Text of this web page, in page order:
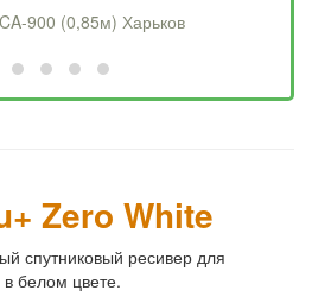
900 (0,85м) Харьков
Zero White
спутниковый ресивер для
белом цвете.